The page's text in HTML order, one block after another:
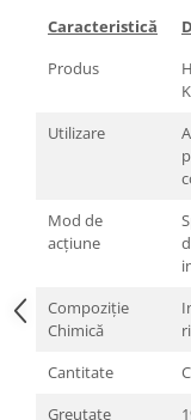
Caracteristică
Produs
Utilizare
Mod de
acțiune
Compoziție
Chimică
Cantitate
Greutate